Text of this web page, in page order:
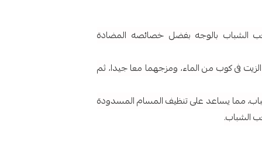
بالوجه بفضل خصائصه المضادة
فى كوب من الماء، ومزجهما معا جيدا، ثم
مما يساعد على تنظيف المسام المسدودة
الشباب.